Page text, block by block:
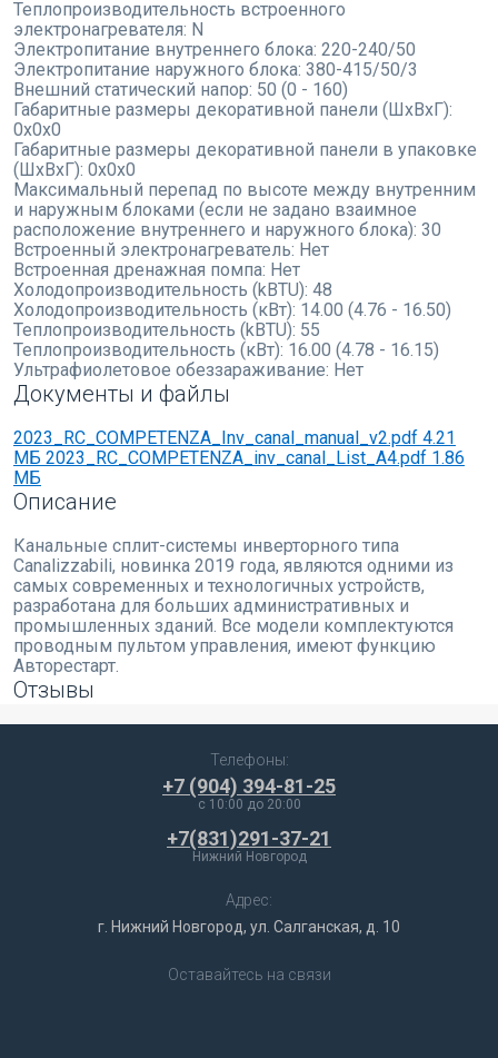
Теплопроизводительность встроенного
электронагревателя: N
Электропитание внутреннего блока: 220-240/50
Электропитание наружного блока: 380-415/50/3
Внешний статический напор: 50 (0 - 160)
Габаритные размеры декоративной панели (ШxВxГ):
0x0x0
Габаритные размеры декоративной панели в упаковке
(ШxВxГ): 0x0x0
Максимальный перепад по высоте между внутренним
и наружным блоками (если не задано взаимное
расположение внутреннего и наружного блока): 30
Встроенный электронагреватель: Нет
Встроенная дренажная помпа: Нет
Холодопроизводительность (kBTU): 48
Холодопроизводительность (кВт): 14.00 (4.76 - 16.50)
Теплопроизводительность (kBTU): 55
Теплопроизводительность (кВт): 16.00 (4.78 - 16.15)
Ультрафиолетовое обеззараживание: Нет
Документы и файлы
2023_RC_COMPETENZA_Inv_canal_manual_v2.pdf 4.21
МБ 2023_RC_COMPETENZA_inv_canal_List_A4.pdf 1.86
МБ
Описание
Канальные сплит-системы инверторного типа
Canalizzabili, новинка 2019 года, являются одними из
самых современных и технологичных устройств,
разработана для больших административных и
промышленных зданий. Все модели комплектуются
проводным пультом управления, имеют функцию
Авторестарт.
Отзывы
Телефоны:
+7 (904) 394-81-25
c 10:00 до 20:00
+7(831)291-37-21
Нижний Новгород
Адрес:
г. Нижний Новгород, ул. Салганская, д. 10
Оставайтесь на связи